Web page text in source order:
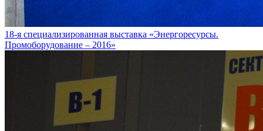
18-я специализированная выставка «Энергоресурсы.
Промоборудование – 2016»